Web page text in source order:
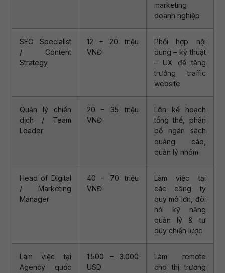
marketing
doanh nghiệp
SEO Specialist
/ Content
Strategy
12 – 20 triệu
VNĐ
Phối hợp nội
dung – kỹ thuật
– UX để tăng
trưởng traffic
website
Quản lý chiến
dịch / Team
Leader
20 – 35 triệu
VNĐ
Lên kế hoạch
tổng thể, phân
bổ ngân sách
quảng cáo,
quản lý nhóm
Head of Digital
/ Marketing
Manager
40 – 70 triệu
VNĐ
Làm việc tại
các công ty
quy mô lớn, đòi
hỏi kỹ năng
quản lý & tư
duy chiến lược
Làm việc tại
Agency quốc
1.500 – 3.000
USD
Làm remote
cho thị trường